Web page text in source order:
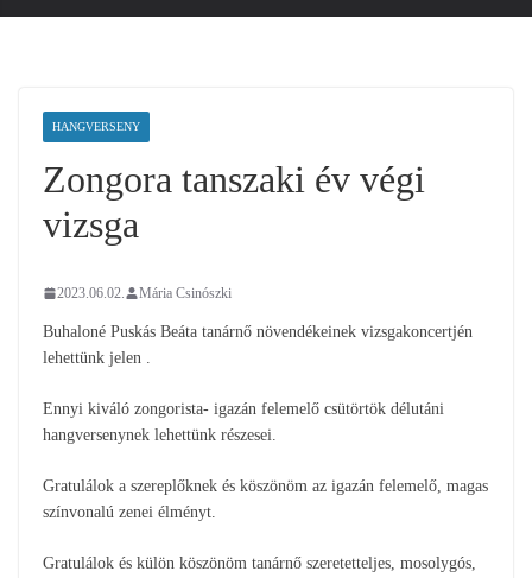
HANGVERSENY
Zongora tanszaki év végi
vizsga
2023.06.02. Mária Csinószki
Buhaloné Puskás Beáta tanárnő növendékeinek vizsgakoncertjén
lehettünk jelen .
Ennyi kiváló zongorista- igazán felemelő csütörtök délutáni
hangversenynek lehettünk részesei.
Gratulálok a szereplőknek és köszönöm az igazán felemelő, magas
színvonalú zenei élményt.
Gratulálok és külön köszönöm tanárnő szeretetteljes, mosolygós,